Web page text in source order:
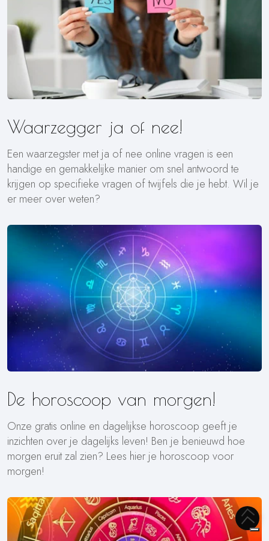
Waarzegger ja of nee!
Een waarzegster met ja of nee online vragen is een
handige en gemakkelijke manier om snel antwoord te
krijgen op specifieke vragen of twijfels die je hebt. Wil je
er meer over weten?
De horoscoop van morgen!
Onze gratis online en dagelijkse horoscoop geeft je
inzichten over je dagelijks leven! Ben je benieuwd hoe
morgen eruit zal zien? Lees hier je horoscoop voor
morgen!